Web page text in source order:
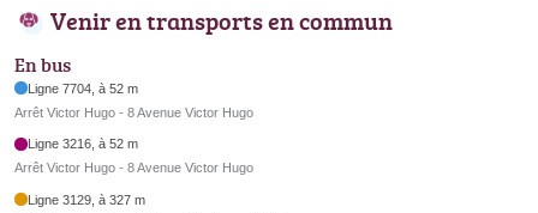
Venir en transports en commun
En bus
Ligne 7704, à 52 m
Arrêt Victor Hugo - 8 Avenue Victor Hugo
Ligne 3216, à 52 m
Arrêt Victor Hugo - 8 Avenue Victor Hugo
Ligne 3129, à 327 m